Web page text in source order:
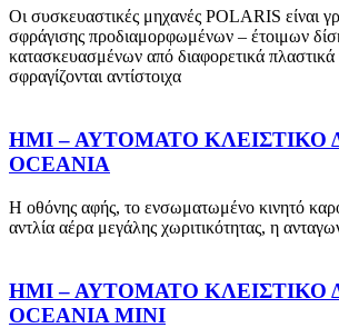
Οι συσκευαστικές μηχανές POLARIS είναι
σφράγισης προδιαμορφωμένων – έτοιμων
κατασκευασμένων από διαφορετικά πλαστικά
σφραγίζονται αντίστοιχα
ΗΜΙ – ΑΥΤΟΜΑΤΟ ΚΛΕΙΣΤΙΚΟ
OCEANIA
Η οθόνης αφής, το ενσωματωμένο κινητό
αντλία αέρα μεγάλης χωριτικότητας, η
ΗΜΙ – ΑΥΤΟΜΑΤΟ ΚΛΕΙΣΤΙΚΟ
OCEANIA ΜΙΝΙ